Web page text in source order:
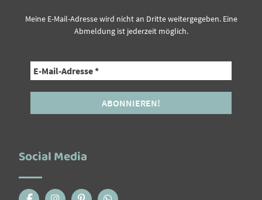
Meine E-Mail-Adresse wird nicht an Dritte weitergegeben. Eine
Abmeldung ist jederzeit möglich.
Social Media